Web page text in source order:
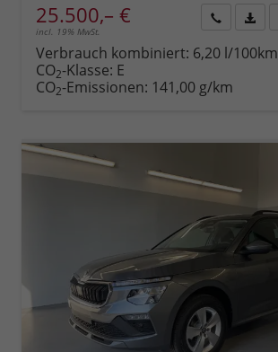
25.500,– €
incl. 19% MwSt.
anfordern
Datei,
Verbrauch kombiniert: 6,20 l/100km
CO2-Klasse: E
CO2-Emissionen: 141,00 g/km